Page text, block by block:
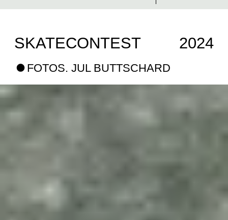
SKATECONTEST 2024
FOTOS. JUL BUTTSCHARD